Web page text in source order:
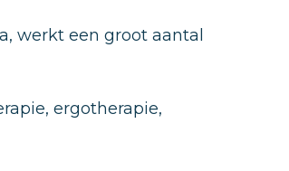
werkt een groot aantal
ergotherapie,